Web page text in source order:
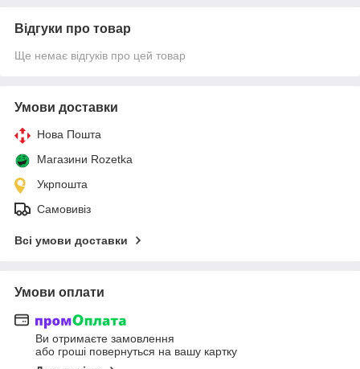
Відгуки про товар
Ще немає відгуків про цей товар
Умови доставки
Нова Пошта
Магазини Rozetka
Укрпошта
Самовивіз
Всі умови доставки
Умови оплати
Ви отримаєте замовлення
або гроші повернуться на вашу картку